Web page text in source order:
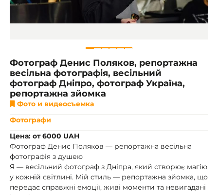
Фотограф Денис Поляков, репортажна
весільна фотографія, весільний
фотограф Дніпро, фотограф Україна,
репортажна зйомка
Фото и видеосъемка
Фотографи
Цена: от 6000 UAH
Фотограф Денис Поляков — репортажна весільна
фотографія з душею
Я — весільний фотограф з Дніпра, який створює магію
у кожній світлині. Мій стиль — репортажна зйомка, що
передає справжні емоції, живі моменти та невигадані